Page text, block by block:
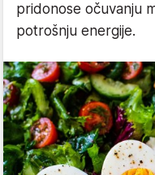
pridonose očuvanju
potrošnju energije.